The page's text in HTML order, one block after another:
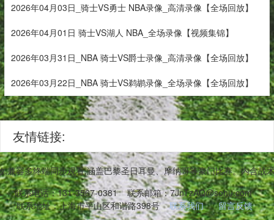
2026年04月03日_骑士VS勇士 NBA录像_高清录像【全场回放】
2026年04月01日 骑士VS湖人 NBA_全场录像【视频集锦】
2026年03月31日_NBA 骑士VS爵士录像_高清录像【全场回放】
2026年03月22日_NBA 骑士VS鹈鹕录像_全场录像【全场回放】
友情链接:
容多终端同步观看,涵盖巴黎圣日耳曼、摩纳哥等豪门比赛。内含
联系电话：131-3567-0381
联系邮箱：7JnTzAQ@sohu.com
联系地址：上海市平山区和谐路398号
联系我们
留言反馈